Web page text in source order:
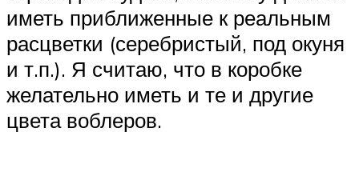
иметь приближенные к реальным
расцветки (серебристый, под окуня
и т.п.). Я считаю, что в коробке
желательно иметь и те и другие
цвета воблеров.